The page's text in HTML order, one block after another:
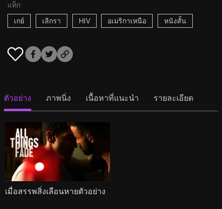
แท็ก
เกย์
เลิกรา HIV อเมริกาเหนือ หนังสั้น
ตัวอย่าง ภาพนิ่ง เนื้อหาที่แนะนำ รายละเอียด
เมื่อสรรพสิ่งเลือนหายตัวอย่าง